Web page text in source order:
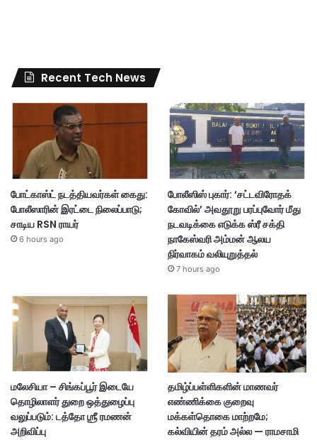
Recent Tech News
போட்காஸ்ட் நடத்தியவர்கள் கைது:
போலீஸாரின் இரட்டை நிலைப்பாடு;
சாடிய RSN ராயர்
6 hours ago
போலீஸிஸ் புகார்: ‘சட்டவிரோதக்
கோவில்’ அவதூறு பரப்புவோர் மீது
நடவடிக்கை எடுக்க ஸ்ரீ சக்தி
நாகேஸ்வரி அம்மன் ஆலய
நிர்வாகம் வலியுறுத்தல்
7 hours ago
மலேசியா – சிங்கப்பூர் இடையே
தொழிலாளர் துறை ஒத்துழைப்பு
வலுப்படும்: டத்தோ ஶ்ரீ ரமணன்
அறிவிப்பு
தமிழ்ப்பள்ளிகளின் மாணவர்
எண்ணிக்கை குறைவு
மக்கள்தொகை மாற்றமே;
கல்வியின் தரம் அல்ல — ராமசாமி